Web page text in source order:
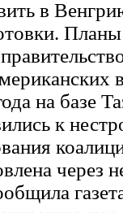
в
на базе
к
через